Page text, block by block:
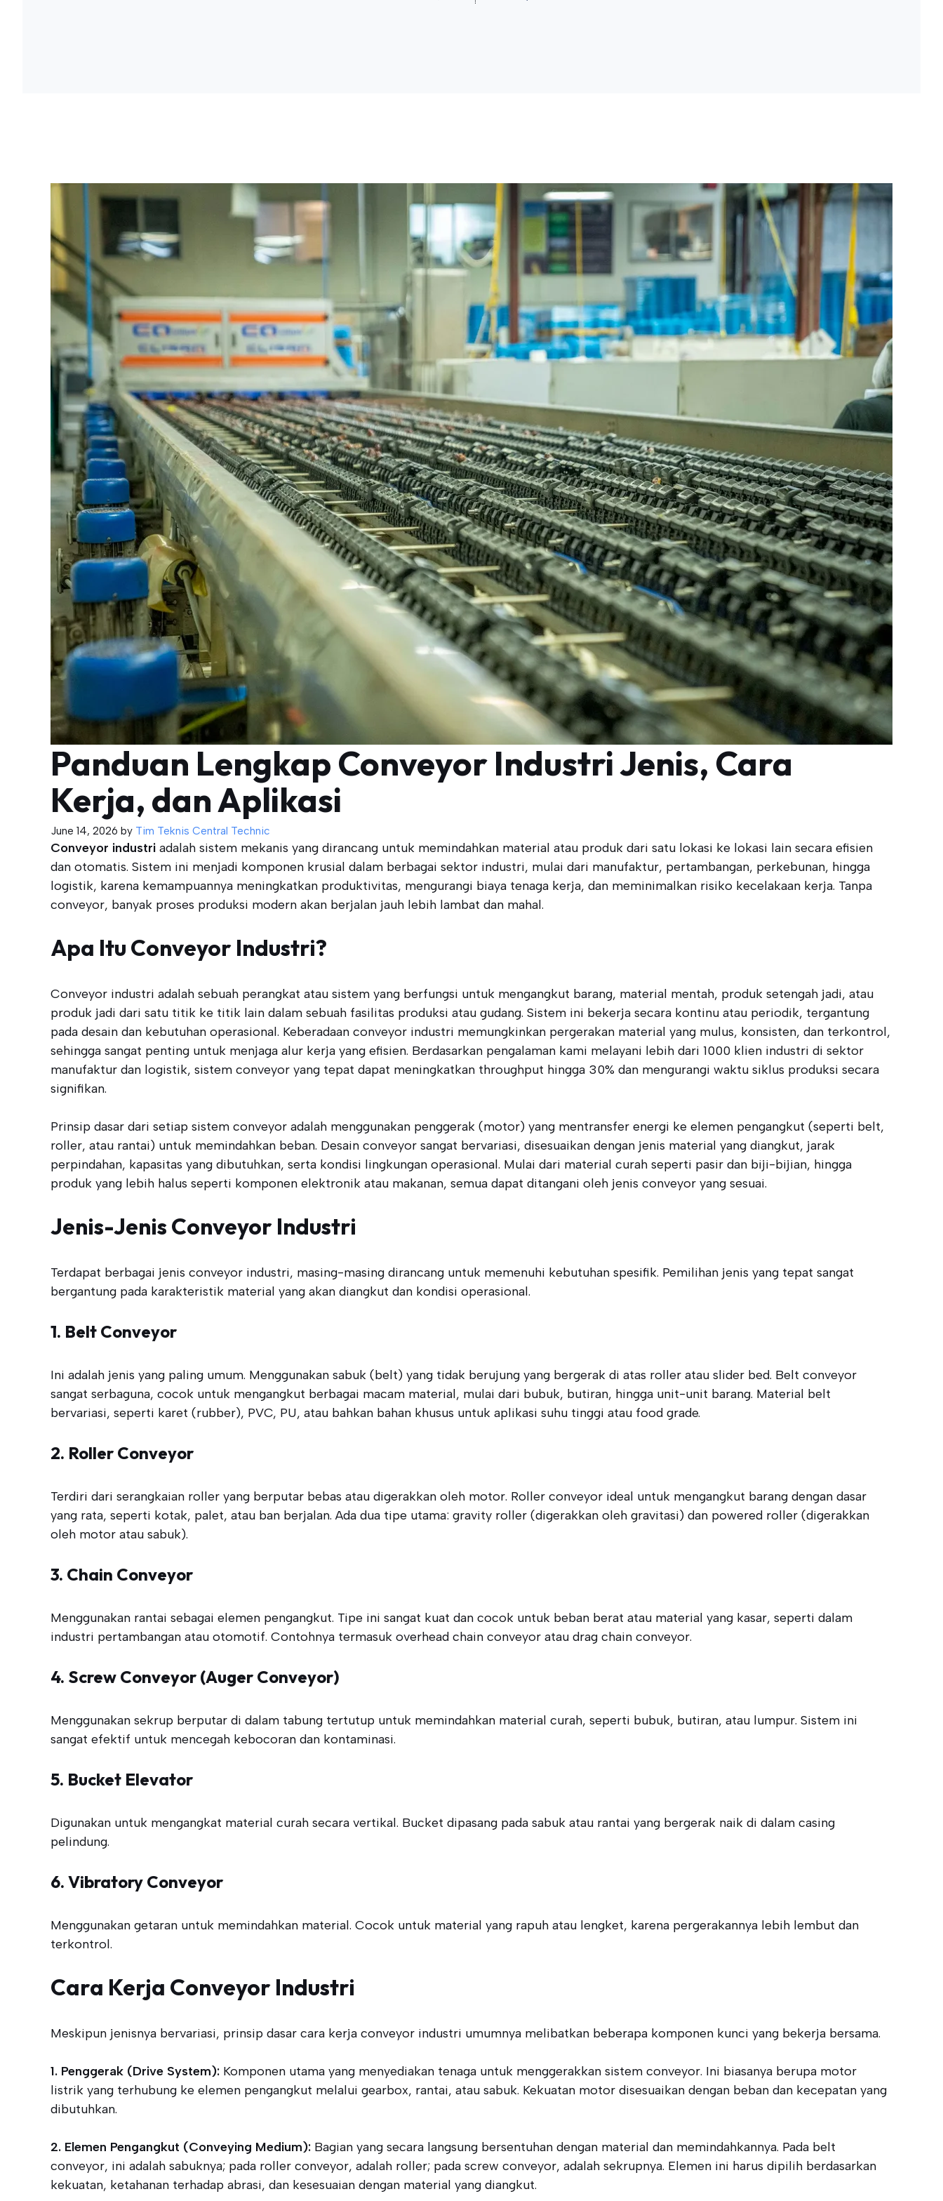
Panduan Lengkap Conveyor Industri Jenis, Cara
Kerja, dan Aplikasi
June 14, 2026 by Tim Teknis Central Technic
Conveyor industri adalah sistem mekanis yang dirancang untuk memindahkan material atau produk dari satu lokasi ke lokasi lain secara efisien
dan otomatis. Sistem ini menjadi komponen krusial dalam berbagai sektor industri, mulai dari manufaktur, pertambangan, perkebunan, hingga
logistik, karena kemampuannya meningkatkan produktivitas, mengurangi biaya tenaga kerja, dan meminimalkan risiko kecelakaan kerja. Tanpa
conveyor, banyak proses produksi modern akan berjalan jauh lebih lambat dan mahal.
Apa Itu Conveyor Industri?
Conveyor industri adalah sebuah perangkat atau sistem yang berfungsi untuk mengangkut barang, material mentah, produk setengah jadi, atau
produk jadi dari satu titik ke titik lain dalam sebuah fasilitas produksi atau gudang. Sistem ini bekerja secara kontinu atau periodik, tergantung
pada desain dan kebutuhan operasional. Keberadaan conveyor industri memungkinkan pergerakan material yang mulus, konsisten, dan terkontrol,
sehingga sangat penting untuk menjaga alur kerja yang efisien. Berdasarkan pengalaman kami melayani lebih dari 1000 klien industri di sektor
manufaktur dan logistik, sistem conveyor yang tepat dapat meningkatkan throughput hingga 30% dan mengurangi waktu siklus produksi secara
signifikan.
Prinsip dasar dari setiap sistem conveyor adalah menggunakan penggerak (motor) yang mentransfer energi ke elemen pengangkut (seperti belt,
roller, atau rantai) untuk memindahkan beban. Desain conveyor sangat bervariasi, disesuaikan dengan jenis material yang diangkut, jarak
perpindahan, kapasitas yang dibutuhkan, serta kondisi lingkungan operasional. Mulai dari material curah seperti pasir dan biji-bijian, hingga
produk yang lebih halus seperti komponen elektronik atau makanan, semua dapat ditangani oleh jenis conveyor yang sesuai.
Jenis-Jenis Conveyor Industri
Terdapat berbagai jenis conveyor industri, masing-masing dirancang untuk memenuhi kebutuhan spesifik. Pemilihan jenis yang tepat sangat
bergantung pada karakteristik material yang akan diangkut dan kondisi operasional.
1. Belt Conveyor
Ini adalah jenis yang paling umum. Menggunakan sabuk (belt) yang tidak berujung yang bergerak di atas roller atau slider bed. Belt conveyor
sangat serbaguna, cocok untuk mengangkut berbagai macam material, mulai dari bubuk, butiran, hingga unit-unit barang. Material belt
bervariasi, seperti karet (rubber), PVC, PU, atau bahkan bahan khusus untuk aplikasi suhu tinggi atau food grade.
2. Roller Conveyor
Terdiri dari serangkaian roller yang berputar bebas atau digerakkan oleh motor. Roller conveyor ideal untuk mengangkut barang dengan dasar
yang rata, seperti kotak, palet, atau ban berjalan. Ada dua tipe utama: gravity roller (digerakkan oleh gravitasi) dan powered roller (digerakkan
oleh motor atau sabuk).
3. Chain Conveyor
Menggunakan rantai sebagai elemen pengangkut. Tipe ini sangat kuat dan cocok untuk beban berat atau material yang kasar, seperti dalam
industri pertambangan atau otomotif. Contohnya termasuk overhead chain conveyor atau drag chain conveyor.
4. Screw Conveyor (Auger Conveyor)
Menggunakan sekrup berputar di dalam tabung tertutup untuk memindahkan material curah, seperti bubuk, butiran, atau lumpur. Sistem ini
sangat efektif untuk mencegah kebocoran dan kontaminasi.
5. Bucket Elevator
Digunakan untuk mengangkat material curah secara vertikal. Bucket dipasang pada sabuk atau rantai yang bergerak naik di dalam casing
pelindung.
6. Vibratory Conveyor
Menggunakan getaran untuk memindahkan material. Cocok untuk material yang rapuh atau lengket, karena pergerakannya lebih lembut dan
terkontrol.
Cara Kerja Conveyor Industri
Meskipun jenisnya bervariasi, prinsip dasar cara kerja conveyor industri umumnya melibatkan beberapa komponen kunci yang bekerja bersama.
1. Penggerak (Drive System): Komponen utama yang menyediakan tenaga untuk menggerakkan sistem conveyor. Ini biasanya berupa motor
listrik yang terhubung ke elemen pengangkut melalui gearbox, rantai, atau sabuk. Kekuatan motor disesuaikan dengan beban dan kecepatan yang
dibutuhkan.
2. Elemen Pengangkut (Conveying Medium): Bagian yang secara langsung bersentuhan dengan material dan memindahkannya. Pada belt
conveyor, ini adalah sabuknya; pada roller conveyor, adalah roller; pada screw conveyor, adalah sekrupnya. Elemen ini harus dipilih berdasarkan
kekuatan, ketahanan terhadap abrasi, dan kesesuaian dengan material yang diangkut.